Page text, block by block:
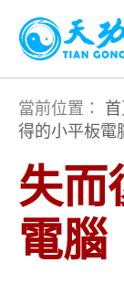
主
當前位置：
得的小平板電
失而
電腦